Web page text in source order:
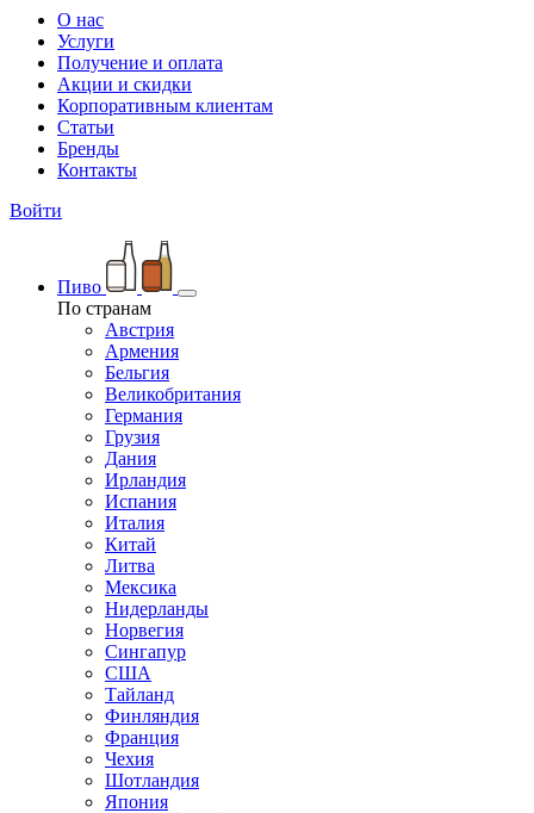
О нас
Услуги
Получение и оплата
Акции и скидки
Корпоративным клиентам
Статьи
Бренды
Контакты
Войти
Пиво
По странам
Австрия
Армения
Бельгия
Великобритания
Германия
Грузия
Дания
Ирландия
Испания
Италия
Китай
Литва
Мексика
Нидерланды
Норвегия
Сингапур
США
Тайланд
Финляндия
Франция
Чехия
Шотландия
Япония